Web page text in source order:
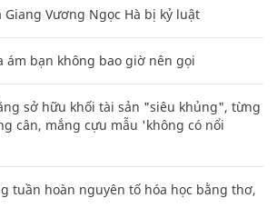
Giang Vương Ngọc Hà bị kỷ luật
ám bạn không bao giờ nên gọi
sở hữu khối tài sản "siêu khủng", từng
cân, mắng cựu mẫu 'không có nổi
tuần hoàn nguyên tố hóa học bằng thơ,